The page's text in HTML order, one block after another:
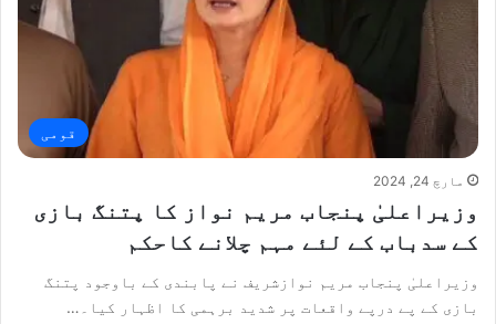
قومی
مارچ 24, 2024
وزیراعلیٰ پنجاب مریم نواز کا پتنگ بازی
کے سدباب کے لئے مہم چلانے کاحکم
وزیراعلیٰ پنجاب مریم نوازشریف نے پابندی کے باوجود پتنگ
بازی کے پے درپے واقعات پر شدید برہمی کا اظہار کیا۔…